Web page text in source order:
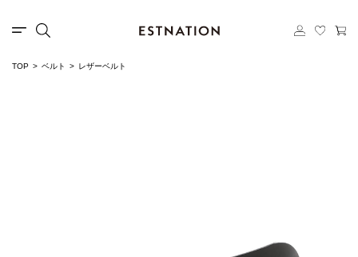
TOP ベルト レザーベルト